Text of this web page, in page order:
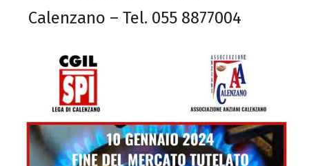
Calenzano – Tel. 055 8877004